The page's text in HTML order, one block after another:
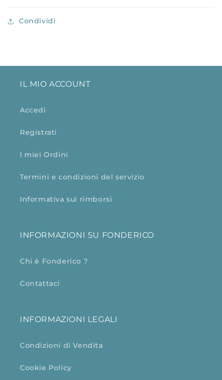
Condividi
IL MIO ACCOUNT
Accedi
Registrati
I miei Ordini
Termini e condizioni del servizio
Informativa sui rimborsi
INFORMAZIONI SU FONDERICO
Chi è Fonderico ?
Contattaci
INFORMAZIONI LEGALI
Condizioni di Vendita
Cookie Policy